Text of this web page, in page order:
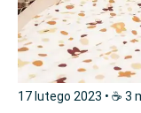
17 lutego 2023 • ☕️ 3